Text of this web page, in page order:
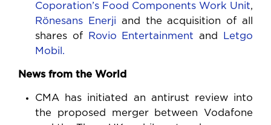
Coporation’s Food Components Work Unit,
Rönesans Enerji and the acquisition of all
shares of
Rovio Entertainment and
Letgo
Mobil.
News from the World
CMA has initiated an antirust review into
the proposed merger between Vodafone